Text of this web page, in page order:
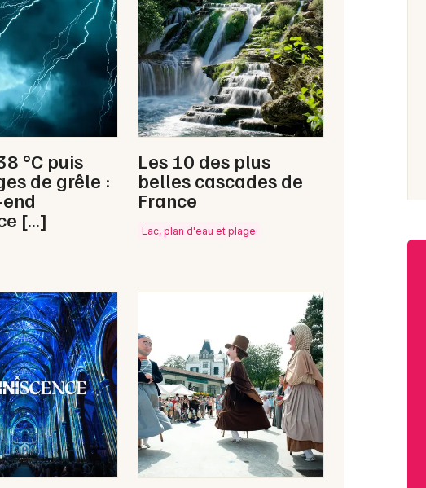
Aquatique nautique en Nouvelle-
Aquitaine
Newsletter des sorties
Artistes en tournée
64 - Pyrénées-Atlantiques
Choisir mes départements
°C puis
de grêle :
[…]
Les 10 des plus
belles cascades de
France
Lac, plan d'eau et plage